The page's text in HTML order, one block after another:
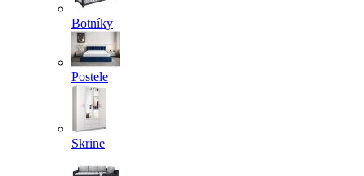
Botníky
Postele
Skrine